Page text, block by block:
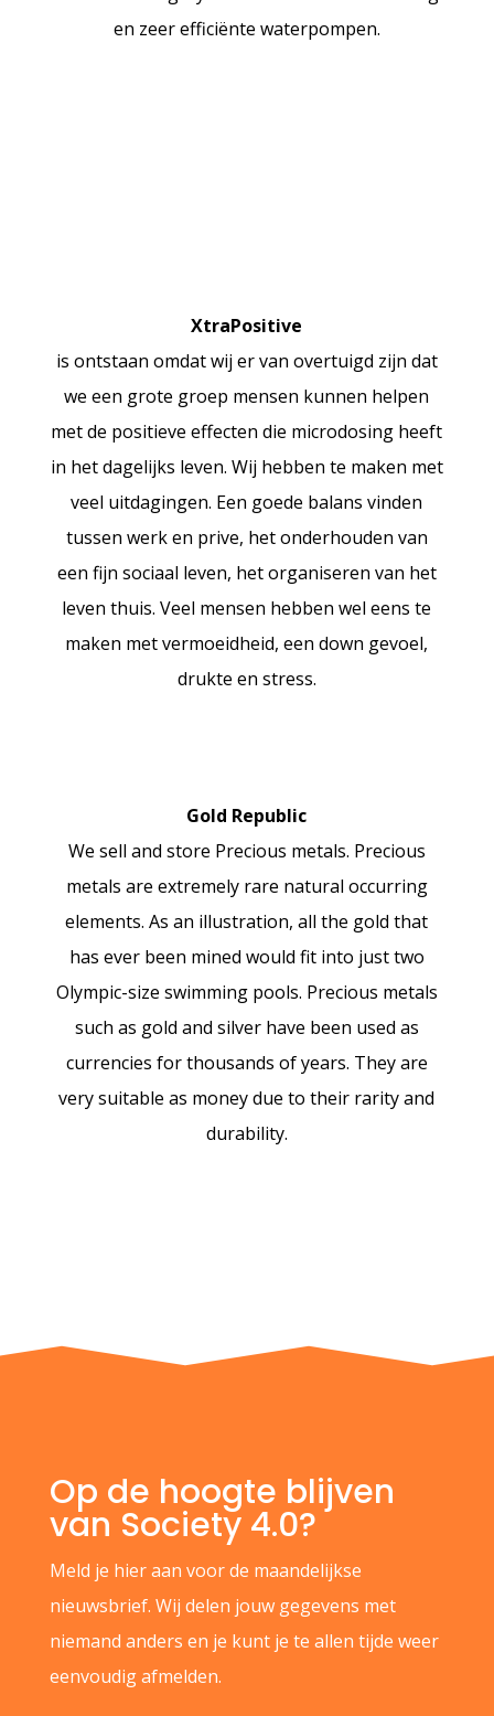
en zeer efficiënte waterpompen.
XtraPositive
is ontstaan omdat wij er van overtuigd zijn dat
we een grote groep mensen kunnen helpen
met de positieve effecten die microdosing heeft
in het dagelijks leven. Wij hebben te maken met
veel uitdagingen. Een goede balans vinden
tussen werk en prive, het onderhouden van
een fijn sociaal leven, het organiseren van het
leven thuis. Veel mensen hebben wel eens te
maken met vermoeidheid, een down gevoel,
drukte en stress.
Gold Republic
We sell and store Precious metals. Precious
metals are extremely rare natural occurring
elements. As an illustration, all the gold that
has ever been mined would fit into just two
Olympic-size swimming pools. Precious metals
such as gold and silver have been used as
currencies for thousands of years. They are
very suitable as money due to their rarity and
durability.
Op de hoogte blijven
van Society 4.0?
Meld je hier aan voor de maandelijkse
nieuwsbrief. Wij delen jouw gegevens met
niemand anders en je kunt je te allen tijde weer
eenvoudig afmelden.